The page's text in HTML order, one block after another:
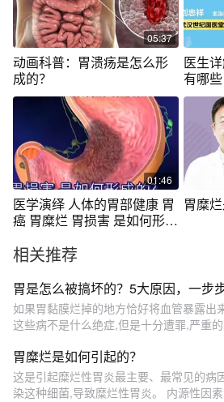
05:37
动画科普：胃溃疡是怎么形
成的？
医生
有哪些
01:46
医学演绎 人体的胃部健康 胃
癌 胃糜烂 胃损害 是如何形成
胃糜
相关推荐
胃是怎么被搞坏的？5大原因，一步
如果胃黏膜烂掉的地方恰好将血管暴露出
这些病不是什么绝症,但是十分遭罪,严重
胃糜烂是如何引起的？
这是引起糜烂性胃炎最主要、最常见的病
染这种细菌,导致糜烂性胃炎。 内源性因